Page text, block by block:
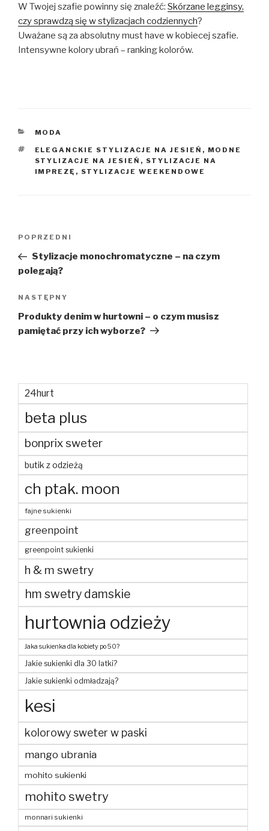
W Twojej szafie powinny się znaleźć: Skórzane legginsy,
czy sprawdzą się w stylizacjach codziennych?
Uważane są za absolutny must have w kobiecej szafie.
Intensywne kolory ubrań – ranking kolorów.
KATEGORIE
MODA
TAGI
ELEGANCKIE STYLIZACJE NA JESIEŃ , MODNE
STYLIZACJE NA JESIEŃ , STYLIZACJE NA
IMPREZĘ , STYLIZACJE WEEKENDOWE
Poprzedni
wpis
POPRZEDNI
Stylizacje monochromatyczne – na czym
polegają?
Następny
wpis
NASTĘPNY
Produkty denim w hurtowni – o czym musisz
pamiętać przy ich wyborze?
24hurt
beta plus
bonprix sweter
butik z odzieżą
ch ptak. moon
fajne sukienki
greenpoint
greenpoint sukienki
h & m swetry
hm swetry damskie
hurtownia odzieży
Jaka sukienka dla kobiety po 50?
Jakie sukienki dla 30 latki?
Jakie sukienki odmładzają?
kesi
kolorowy sweter w paski
mango ubrania
mohito sukienki
mohito swetry
monnari sukienki